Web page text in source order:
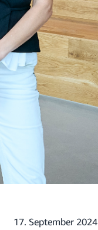
17. September 2024